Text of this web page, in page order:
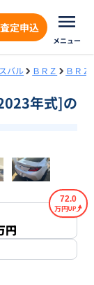
定申込
メニュー
スバル ＢＲＺ ＢＲＺ
年式]の
1/18
円
72.0
万円